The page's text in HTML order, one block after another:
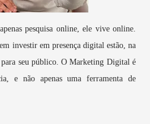
pesquisa online, ele vive online.
investir em presença digital estão, na
seu público. O Marketing Digital é
e não apenas uma ferramenta de